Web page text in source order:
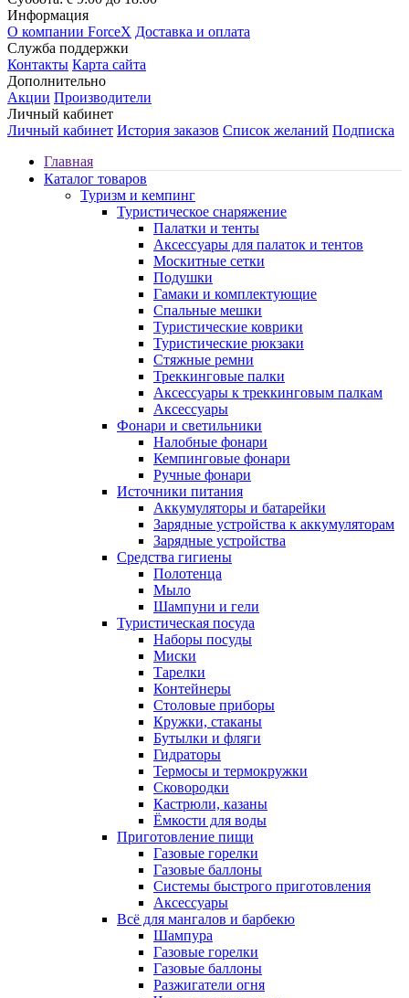
Информация
О компании ForceX Доставка и оплата
Служба поддержки
Контакты Карта сайта
Дополнительно
Акции Производители
Личный кабинет
Личный кабинет История заказов Список желаний Подписка
Главная
Каталог товаров
Туризм и кемпинг
Туристическое снаряжение
Палатки и тенты
Аксессуары для палаток и тентов
Москитные сетки
Подушки
Гамаки и комплектующие
Спальные мешки
Туристические коврики
Туристические рюкзаки
Стяжные ремни
Треккинговые палки
Аксессуары к треккинговым палкам
Аксессуары
Фонари и светильники
Налобные фонари
Кемпинговые фонари
Ручные фонари
Источники питания
Аккумуляторы и батарейки
Зарядные устройства к аккумуляторам
Зарядные устройства
Средства гигиены
Полотенца
Мыло
Шампуни и гели
Туристическая посуда
Наборы посуды
Миски
Тарелки
Контейнеры
Столовые приборы
Кружки, стаканы
Бутылки и фляги
Гидраторы
Термосы и термокружки
Сковородки
Кастрюли, казаны
Ёмкости для воды
Приготовление пищи
Газовые горелки
Газовые баллоны
Системы быстрого приготовления
Аксессуары
Всё для мангалов и барбекю
Шампура
Газовые горелки
Газовые баллоны
Разжигатели огня